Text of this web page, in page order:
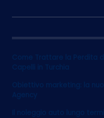
Come Trattare la Perdita
Capelli in Turchia
Obiettivo marketing: la
Agency
Il noleggio auto lungo